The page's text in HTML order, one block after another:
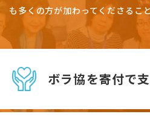
も多くの方が加わってくださるこ
ボラ協を寄付で